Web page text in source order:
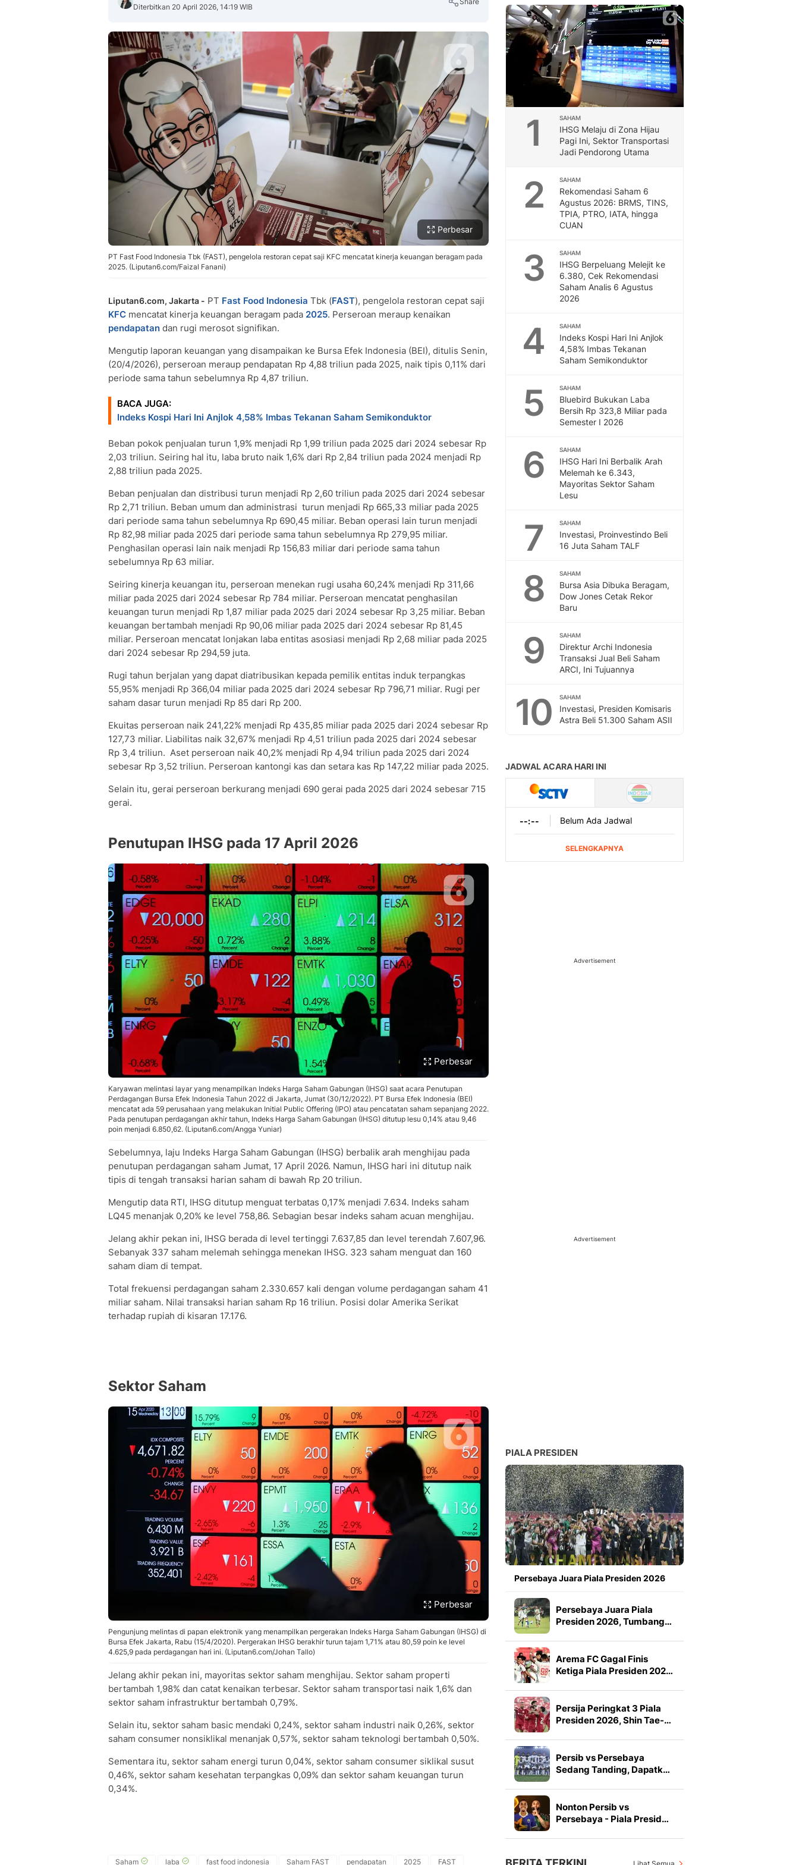
Diterbitkan 20 April 2026, 14:19 WIB
Copy Link
Perbesar
PT Fast Food Indonesia Tbk (FAST), pengelola restoran cepat saji KFC mencatat kinerja keuangan beragam pada
2025. (Liputan6.com/Faizal Fanani)
Liputan6.com, Jakarta - PT Fast Food Indonesia Tbk (FAST), pengelola restoran cepat saji
KFC mencatat kinerja keuangan beragam pada 2025. Perseroan meraup kenaikan
pendapatan dan rugi merosot signifikan.
Mengutip laporan keuangan yang disampaikan ke Bursa Efek Indonesia (BEI), ditulis Senin,
(20/4/2026), perseroan meraup pendapatan Rp 4,88 triliun pada 2025, naik tipis 0,11% dari
periode sama tahun sebelumnya Rp 4,87 triliun.
BACA JUGA:
Indeks Kospi Hari Ini Anjlok 4,58% Imbas Tekanan Saham Semikonduktor
Beban pokok penjualan turun 1,9% menjadi Rp 1,99 triliun pada 2025 dari 2024 sebesar Rp
2,03 triliun. Seiring hal itu, laba bruto naik 1,6% dari Rp 2,84 triliun pada 2024 menjadi Rp
2,88 triliun pada 2025.
Beban penjualan dan distribusi turun menjadi Rp 2,60 triliun pada 2025 dari 2024 sebesar
Rp 2,71 triliun. Beban umum dan administrasi turun menjadi Rp 665,33 miliar pada 2025
dari periode sama tahun sebelumnya Rp 690,45 miliar. Beban operasi lain turun menjadi
Rp 82,98 miliar pada 2025 dari periode sama tahun sebelumnya Rp 279,95 miliar.
Penghasilan operasi lain naik menjadi Rp 156,83 miliar dari periode sama tahun
sebelumnya Rp 63 miliar.
Seiring kinerja keuangan itu, perseroan menekan rugi usaha 60,24% menjadi Rp 311,66
miliar pada 2025 dari 2024 sebesar Rp 784 miliar. Perseroan mencatat penghasilan
keuangan turun menjadi Rp 1,87 miliar pada 2025 dari 2024 sebesar Rp 3,25 miliar. Beban
keuangan bertambah menjadi Rp 90,06 miliar pada 2025 dari 2024 sebesar Rp 81,45
miliar. Perseroan mencatat lonjakan laba entitas asosiasi menjadi Rp 2,68 miliar pada 2025
dari 2024 sebesar Rp 294,59 juta.
Rugi tahun berjalan yang dapat diatribusikan kepada pemilik entitas induk terpangkas
55,95% menjadi Rp 366,04 miliar pada 2025 dari 2024 sebesar Rp 796,71 miliar. Rugi per
saham dasar turun menjadi Rp 85 dari Rp 200.
Ekuitas perseroan naik 241,22% menjadi Rp 435,85 miliar pada 2025 dari 2024 sebesar Rp
127,73 miliar. Liabilitas naik 32,67% menjadi Rp 4,51 triliun pada 2025 dari 2024 sebesar
Rp 3,4 triliun. Aset perseroan naik 40,2% menjadi Rp 4,94 triliun pada 2025 dari 2024
sebesar Rp 3,52 triliun. Perseroan kantongi kas dan setara kas Rp 147,22 miliar pada 2025.
Selain itu, gerai perseroan berkurang menjadi 690 gerai pada 2025 dari 2024 sebesar 715
gerai.
Penutupan IHSG pada 17 April 2026
Perbesar
Karyawan melintasi layar yang menampilkan Indeks Harga Saham Gabungan (IHSG) saat acara Penutupan
Perdagangan Bursa Efek Indonesia Tahun 2022 di Jakarta, Jumat (30/12/2022). PT Bursa Efek Indonesia (BEI)
mencatat ada 59 perusahaan yang melakukan Initial Public Offering (IPO) atau pencatatan saham sepanjang 2022.
Pada penutupan perdagangan akhir tahun, Indeks Harga Saham Gabungan (IHSG) ditutup lesu 0,14% atau 9,46
poin menjadi 6.850,62. (Liputan6.com/Angga Yuniar)
Sebelumnya, laju Indeks Harga Saham Gabungan (IHSG) berbalik arah menghijau pada
penutupan perdagangan saham Jumat, 17 April 2026. Namun, IHSG hari ini ditutup naik
tipis di tengah transaksi harian saham di bawah Rp 20 triliun.
Mengutip data RTI, IHSG ditutup menguat terbatas 0,17% menjadi 7.634. Indeks saham
LQ45 menanjak 0,20% ke level 758,86. Sebagian besar indeks saham acuan menghijau.
Jelang akhir pekan ini, IHSG berada di level tertinggi 7.637,85 dan level terendah 7.607,96.
Sebanyak 337 saham melemah sehingga menekan IHSG. 323 saham menguat dan 160
saham diam di tempat.
Total frekuensi perdagangan saham 2.330.657 kali dengan volume perdagangan saham 41
miliar saham. Nilai transaksi harian saham Rp 16 triliun. Posisi dolar Amerika Serikat
terhadap rupiah di kisaran 17.176.
Sektor Saham
Perbesar
Pengunjung melintas di papan elektronik yang menampilkan pergerakan Indeks Harga Saham Gabungan (IHSG) di
Bursa Efek Jakarta, Rabu (15/4/2020). Pergerakan IHSG berakhir turun tajam 1,71% atau 80,59 poin ke level
4.625,9 pada perdagangan hari ini. (Liputan6.com/Johan Tallo)
Jelang akhir pekan ini, mayoritas sektor saham menghijau. Sektor saham properti
bertambah 1,98% dan catat kenaikan terbesar. Sektor saham transportasi naik 1,6% dan
sektor saham infrastruktur bertambah 0,79%.
Selain itu, sektor saham basic mendaki 0,24%, sektor saham industri naik 0,26%, sektor
saham consumer nonsiklikal menanjak 0,57%, sektor saham teknologi bertambah 0,50%.
Sementara itu, sektor saham energi turun 0,04%, sektor saham consumer siklikal susut
0,46%, sektor saham kesehatan terpangkas 0,09% dan sektor saham keuangan turun
0,34%.
Saham laba fast food indonesia Saham FAST pendapatan 2025 FAST
1 SAHAM
IHSG Melaju di Zona Hijau
Pagi Ini, Sektor Transportasi
Jadi Pendorong Utama
2 SAHAM
Rekomendasi Saham 6
Agustus 2026: BRMS, TINS,
TPIA, PTRO, IATA, hingga
CUAN
3 SAHAM
IHSG Berpeluang Melejit ke
6.380, Cek Rekomendasi
Saham Analis 6 Agustus
2026
4 SAHAM
Indeks Kospi Hari Ini Anjlok
4,58% Imbas Tekanan
Saham Semikonduktor
5 SAHAM
Bluebird Bukukan Laba
Bersih Rp 323,8 Miliar pada
Semester I 2026
6 SAHAM
IHSG Hari Ini Berbalik Arah
Melemah ke 6.343,
Mayoritas Sektor Saham
Lesu
7 SAHAM
Investasi, Proinvestindo Beli
16 Juta Saham TALF
8 SAHAM
Bursa Asia Dibuka Beragam,
Dow Jones Cetak Rekor
Baru
9 SAHAM
Direktur Archi Indonesia
Transaksi Jual Beli Saham
ARCI, Ini Tujuannya
10 SAHAM
Investasi, Presiden Komisaris
Astra Beli 51.300 Saham ASII
Advertisement
Advertisement
PIALA PRESIDEN
Persebaya Juara Piala Presiden 2026
Persebaya Juara Piala
Presiden 2026, Tumbang…
Arema FC Gagal Finis
Ketiga Piala Presiden 202…
Persija Peringkat 3 Piala
Presiden 2026, Shin Tae-…
Persib vs Persebaya
Sedang Tanding, Dapatk…
Nonton Persib vs
Persebaya - Piala Presid…